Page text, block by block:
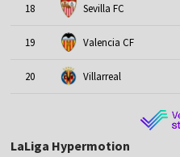
18 Sevilla FC
19 Valencia CF
20 Villarreal
LaLiga Hypermotion